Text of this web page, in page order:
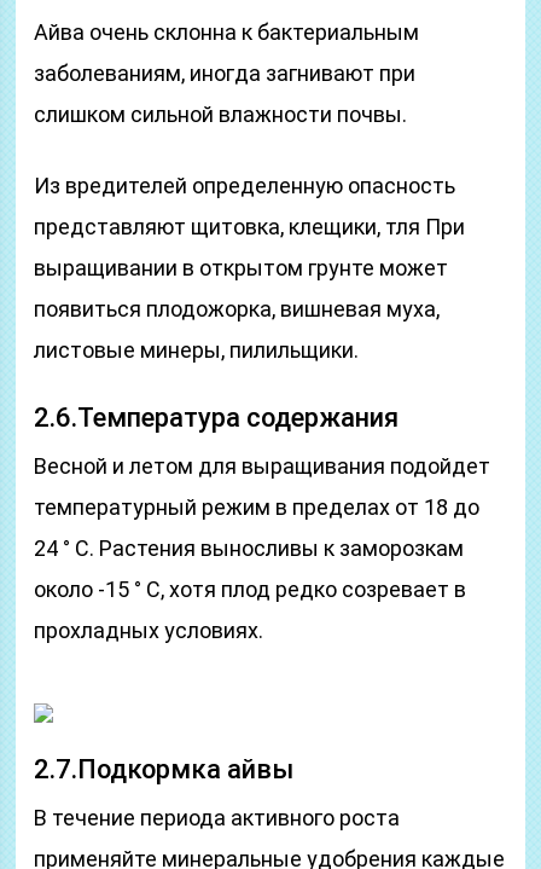
Айва очень склонна к бактериальным
заболеваниям, иногда загнивают при
слишком сильной влажности почвы.
Из вредителей определенную опасность
представляют щитовка, клещики, тля При
выращивании в открытом грунте может
появиться плодожорка, вишневая муха,
листовые минеры, пилильщики.
2.6.Температура содержания
Весной и летом для выращивания подойдет
температурный режим в пределах от 18 до
24 ° C. Растения выносливы к заморозкам
около -15 ° C, хотя плод редко созревает в
прохладных условиях.
2.7.Подкормка айвы
В течение периода активного роста
применяйте минеральные удобрения каждые